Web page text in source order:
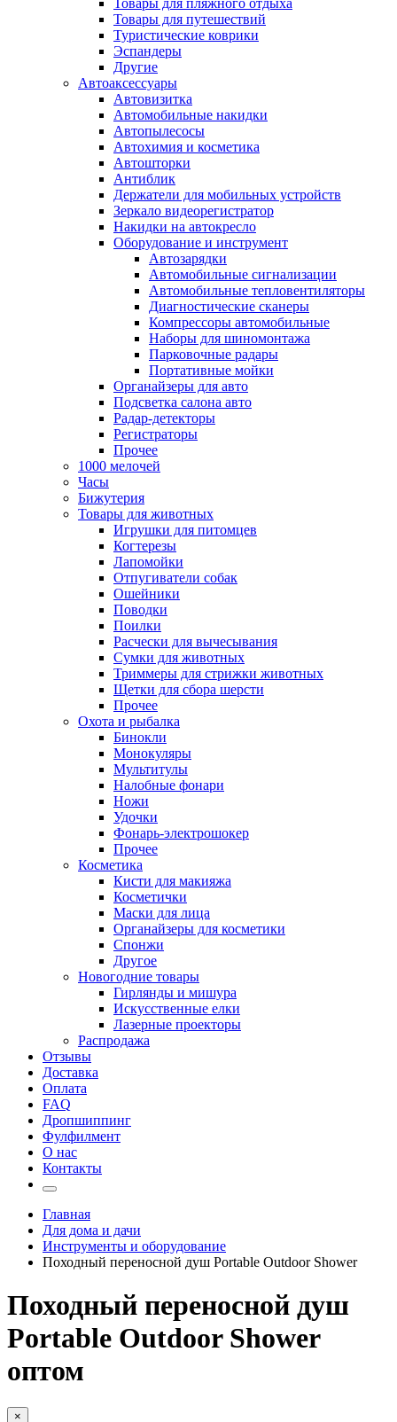
Товары для пляжного отдыха
Товары для путешествий
Туристические коврики
Эспандеры
Другие
Автоаксессуары
Автовизитка
Автомобильные накидки
Автопылесосы
Автохимия и косметика
Автошторки
Антиблик
Держатели для мобильных устройств
Зеркало видеорегистратор
Накидки на автокресло
Оборудование и инструмент
Автозарядки
Автомобильные сигнализации
Автомобильные тепловентиляторы
Диагностические сканеры
Компрессоры автомобильные
Наборы для шиномонтажа
Парковочные радары
Портативные мойки
Органайзеры для авто
Подсветка салона авто
Радар-детекторы
Регистраторы
Прочее
1000 мелочей
Часы
Бижутерия
Товары для животных
Игрушки для питомцев
Когтерезы
Лапомойки
Отпугиватели собак
Ошейники
Поводки
Поилки
Расчески для вычесывания
Сумки для животных
Триммеры для стрижки животных
Щетки для сбора шерсти
Прочее
Охота и рыбалка
Бинокли
Монокуляры
Мультитулы
Налобные фонари
Ножи
Удочки
Фонарь-электрошокер
Прочее
Косметика
Кисти для макияжа
Косметички
Маски для лица
Органайзеры для косметики
Спонжи
Другое
Новогодние товары
Гирлянды и мишура
Искусственные елки
Лазерные проекторы
Распродажа
Отзывы
Доставка
Оплата
FAQ
Дропшиппинг
Фулфилмент
О нас
Контакты
Главная
Для дома и дачи
Инструменты и оборудование
Походный переносной душ Portable Outdoor Shower
Походный переносной душ
Portable Outdoor Shower
оптом
×